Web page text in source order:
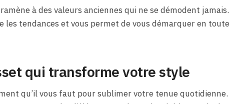
à des valeurs anciennes qui ne se démodent jamais.
tendances et vous permet de vous démarquer en toute
qui transforme votre style
qu’il vous faut pour sublimer votre tenue quotidienne.